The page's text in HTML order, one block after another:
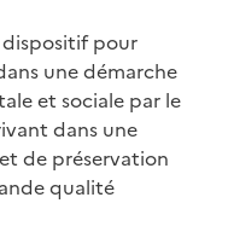
pour
une démarche
et sociale par le
dans une
de préservation
qualité